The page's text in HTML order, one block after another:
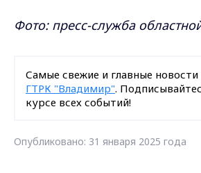
Фото: пресс-служба
Самые свежие и главные новости
ГТРК "Владимир".
курсе всех событий!
Опубликовано: 31 января 2025 года